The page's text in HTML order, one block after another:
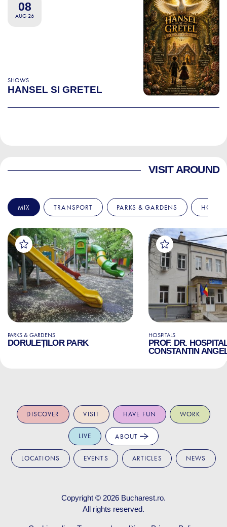
08
AUG 26
SHOWS
HANSEL SI GRETEL
VISIT AROUND
MIX TRANSPORT PARKS & GARDENS
PARKS & GARDENS
DORULEȚILOR PARK
HOSPITALS
PROF. DR.
CONSTANTIN
DISCOVER VISIT HAVE FUN WORK
LIVE ABOUT
LOCATIONS EVENTS ARTICLES NEWS
Copyright © 2026 Bucharest.ro.
All rights reserved.